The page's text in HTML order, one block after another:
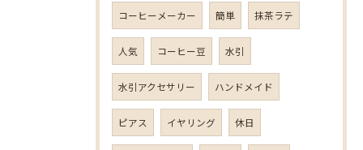
コーヒーメーカー 簡単 抹茶ラテ
人気 コーヒー豆 水引
水引アクセサリー ハンドメイド
ピアス イヤリング 休日